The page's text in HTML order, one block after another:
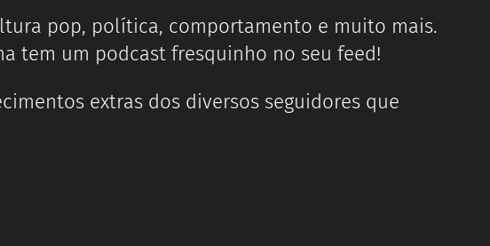
pop, política, comportamento e muito mais.
tem um podcast fresquinho no seu feed!
extras dos diversos seguidores que